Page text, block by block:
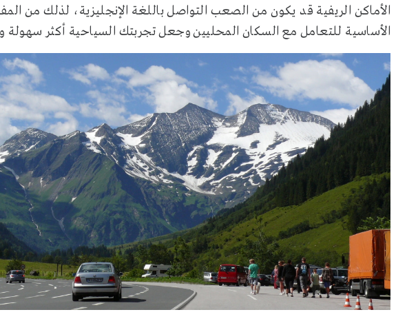
الأماكن الريفية قد يكون من الصعب التواصل باللغة الإنجليزية، لذلك من
الأساسية للتعامل مع السكان المحليين وجعل تجربتك السياحية أكثر سهولة